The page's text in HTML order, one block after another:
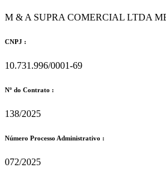
M & A SUPRA COMERCIAL LTDA
CNPJ :
10.731.996/0001-69
Nº do Contrato :
138/2025
Número Processo Administrativo :
072/2025